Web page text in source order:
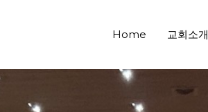
Home 교회소개